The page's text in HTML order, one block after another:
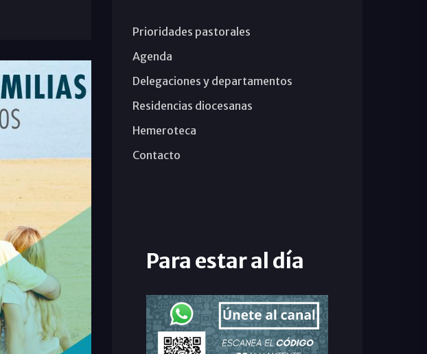
Prioridades pastorales
Agenda
Delegaciones y departamentos
Residencias diocesanas
Hemeroteca
Contacto
Para estar al día